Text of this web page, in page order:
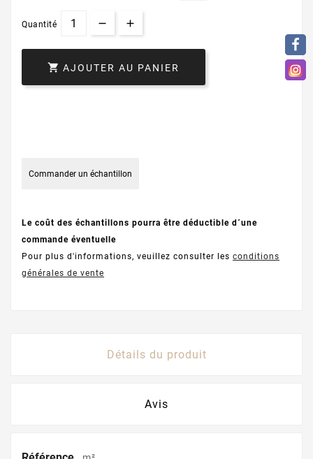
Quantité
 AJOUTER AU PANIER
Commander un échantillon
Le coût des échantillons pourra être déductible d´une
commande éventuelle
Pour plus d'informations, veuillez consulter les conditions
générales de vente
Détails du produit
Avis